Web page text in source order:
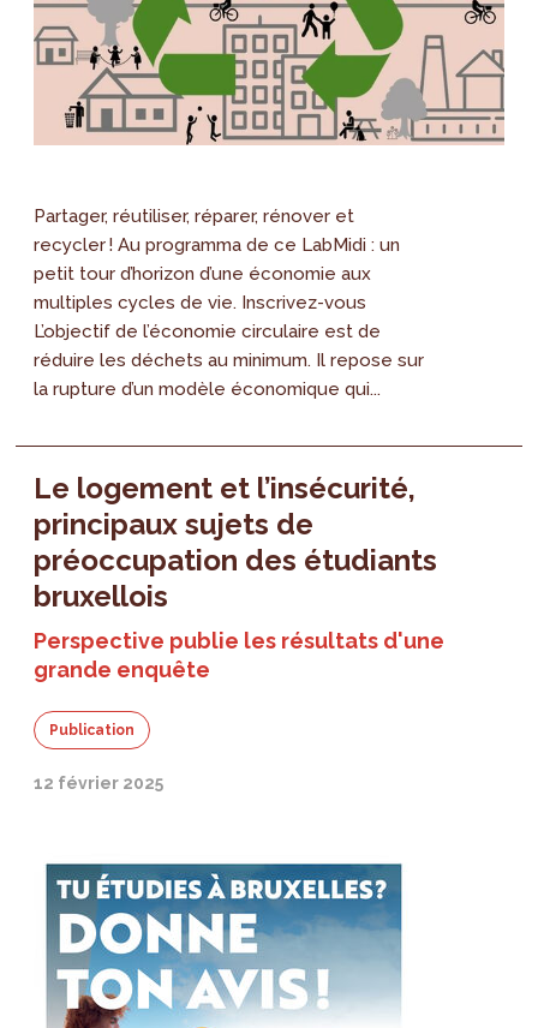
Partager, réutiliser, réparer, rénover et
recycler ! Au programma de ce LabMidi : un
petit tour d’horizon d’une économie aux
multiples cycles de vie. Inscrivez-vous
L’objectif de l’économie circulaire est de
réduire les déchets au minimum. Il repose sur
la rupture d’un modèle économique qui...
Le logement et l’insécurité,
principaux sujets de
préoccupation des étudiants
bruxellois
Perspective publie les résultats d'une
grande enquête
Publication
12 février 2025